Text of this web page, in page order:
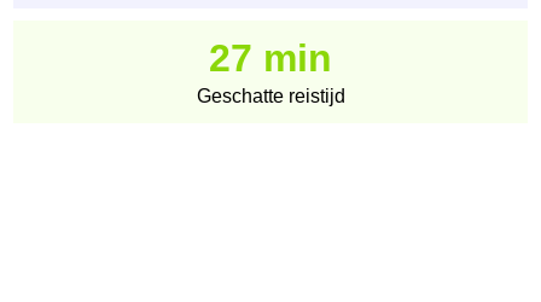
27 min
Geschatte reistijd